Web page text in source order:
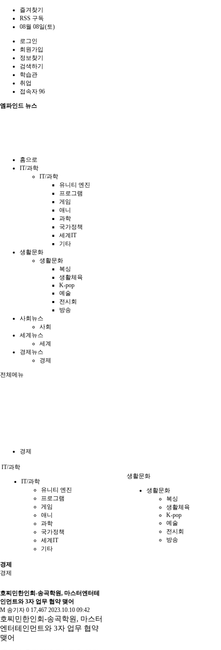
즐겨찾기
RSS 구독
08월 08일(토)
로그인
회원가입
정보찾기
검색하기
학습관
취업
접속자 96
엠파인드 뉴스
홈으로
IT/과학
IT/과학
유니티 엔진
프로그램
게임
애니
과학
국가정책
세계IT
기타
생활문화
생활문화
복싱
생활체육
K-pop
예술
전시회
방송
사회뉴스
사회
세계뉴스
세계
경제뉴스
경제
전체메뉴
경제
IT/과학
IT/과학
유니티 엔진
프로그램
게임
애니
과학
국가정책
세계IT
기타
생활문화
생활문화
복싱
생활체육
K-pop
예술
전시회
방송
경제
경제
호찌민한인회-송곡학원, 마스터엔터테
인먼트와 3자 업무 협약 맺어
M 송기자 0 17,467 2023.10.10 09:42
호찌민한인회-송곡학원, 마스터
엔터테인먼트와 3자 업무 협약
맺어